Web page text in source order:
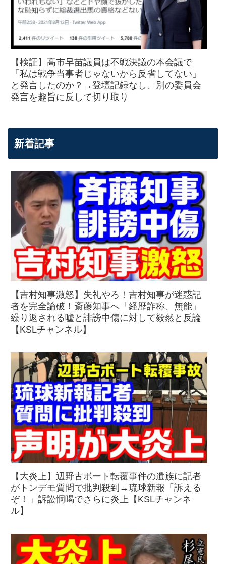
【検証】高市早苗議員は不戦決議の本会議で
「私は戦争当事者じゃないから反省してない」
と発言したのか？→登壇記録なし、別の委員会
発言を趣旨に反して切り取り
新着記事
【吉村知事激怒】失礼やろ！吉村知事が迷惑記
者を完全論破！斎藤知事へ「経歴詐称、無能」
繰り返される嘘と誹謗中傷に対して毅然と反論
【KSLチャンネル】
【大炎上】辺野古ボート転覆事件の遺族に記者
がトンデモ質問で批判殺到→琉球新報「訴える
ぞ！」訴訟恫喝でさらに炎上【KSLチャンネ
ル】